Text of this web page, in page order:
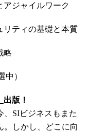
アジャイルワーク
リティの基礎と本質
略
中）
出版！
SIビジネスもまた
。しかし、どこに向